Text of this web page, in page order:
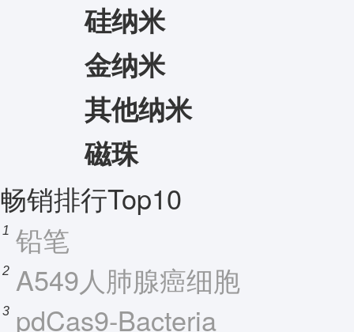
硅纳米
金纳米
其他纳米
磁珠
畅销排行Top10
1 铅笔
2 A549人肺腺癌细胞
3 pdCas9-Bacteria